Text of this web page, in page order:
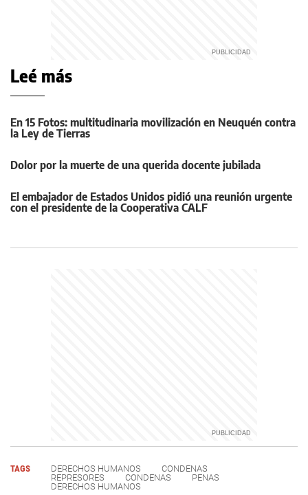
Leé más
En 15 Fotos: multitudinaria movilización en Neuquén contra
la Ley de Tierras
Dolor por la muerte de una querida docente jubilada
El embajador de Estados Unidos pidió una reunión urgente
con el presidente de la Cooperativa CALF
TAGS DERECHOS HUMANOS
CONDENAS
REPRESORES
CONDENAS
PENAS
DERECHOS HUMANOS